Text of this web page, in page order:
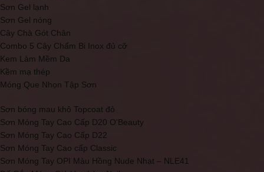
Sơn Gel lạnh
Sơn Gel nóng
Cây Chà Gót Chân
Combo 5 Cây Chấm Bi Inox đủ cỡ
Kem Làm Mềm Da
Kềm mạ thép
Móng Que Nhọn Tập Sơn
Sơn bóng mau khô Topcoat đỏ
Sơn Móng Tay Cao Cấp D20 O'Beauty
Sơn Móng Tay Cao Cấp D22
Sơn Móng Tay Cao cấp Classic
Sơn Móng Tay OPI Màu Hồng Nude Nhạt – NLE41